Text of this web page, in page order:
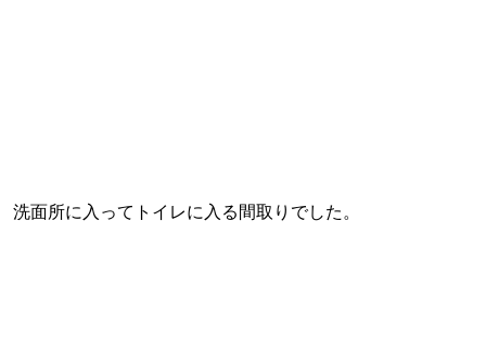
洗面所に入ってトイレに入る間取りでした。